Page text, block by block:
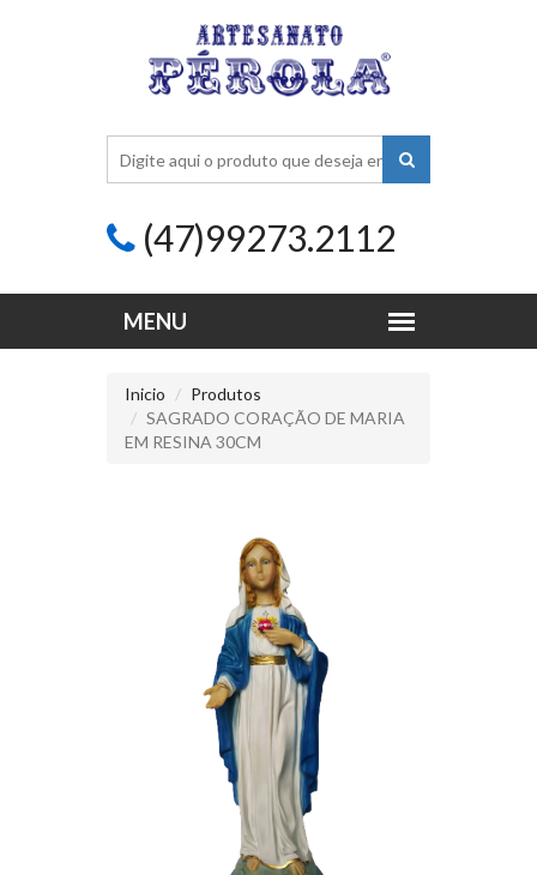
(47)99273.2112
Inicio
Produtos
SAGRADO CORAÇÃO DE MARIA
EM RESINA 30CM